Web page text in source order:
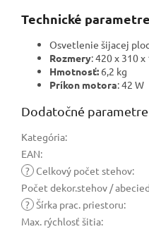
Technické
Osvetlenie šijacej
Rozmery: 420 x 310 x
Hmotnosť: 6,2 kg
Príkon motora: 42 W
Dodatočné parametre
Kategória:
EAN:
? Celkový počet stehov:
Počet dekor.stehov / abecied
? Šírka prac. priestoru:
Max. rýchlosť šitia: